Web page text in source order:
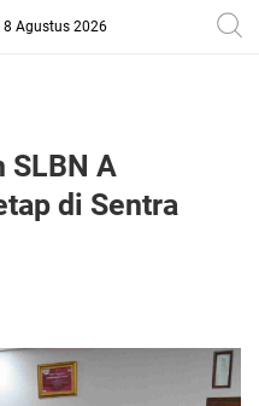
8 Agustus 2026
SLBN A
di Sentra